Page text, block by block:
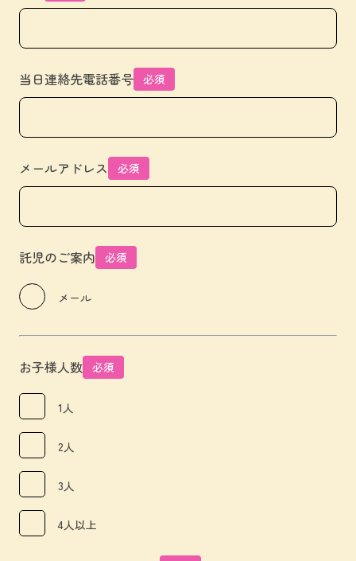
当日連絡先電話番号 必須
メールアドレス 必須
託児のご案内 必須
メール
お子様人数 必須
1人
2人
3人
4人以上